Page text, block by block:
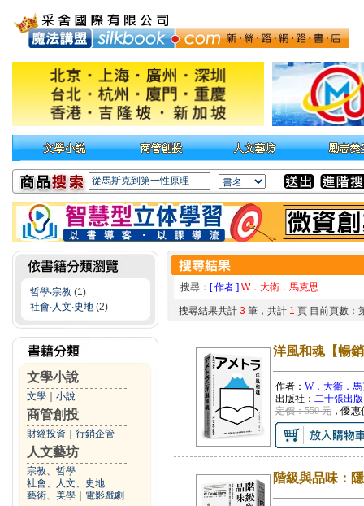
哲學‧宗教 (1)
社會‧人文‧史地 (2)
文學小說
文學 小說
商管創投
財經投資 行銷企管
人文藝坊
宗教、哲學
社會、人文、史地
藝術、美學
電影戲劇
搜尋： [ 作者 ] W．大衛．馬克思
搜尋結果共計 3 筆，共計 1 頁 目前頁數：
洋風和魂【暢
作者： W．大衛．
出版社： 二十張出版
定價：550 元，優惠
階級與品味：